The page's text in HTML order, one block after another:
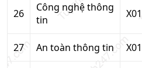
26
Công nghệ thông
tin
X01
27 An toàn thông tin X01